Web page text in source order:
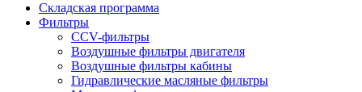
Складская программа
Фильтры
CCV-фильтры
Воздушные фильтры двигателя
Воздушные фильтры кабины
Гидравлические масляные фильтры